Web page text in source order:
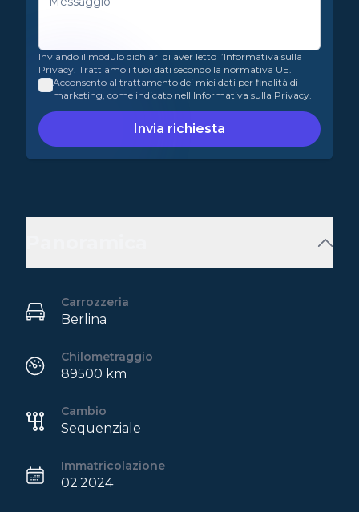
Inviando il modulo dichiari di aver letto l’Informativa sulla
Privacy. Trattiamo i tuoi dati secondo la normativa UE.
Acconsento al trattamento dei miei dati per finalità di
marketing, come indicato nell'Informativa sulla Privacy.
Invia richiesta
Carrozzeria
Berlina
Chilometraggio
89500 km
Cambio
Sequenziale
Immatricolazione
02.2024